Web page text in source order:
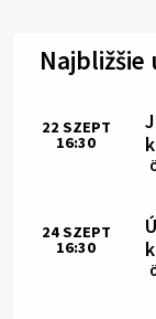
Najbližšie
Idő:
22 SZEPT
16:30
Idő:
24SZEPT
16:30